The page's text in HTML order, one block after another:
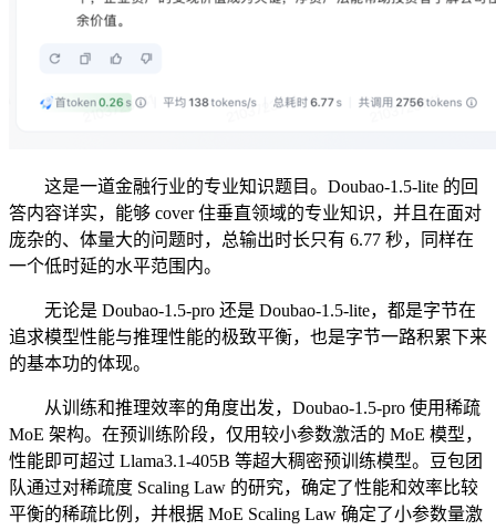
这是一道金融行业的专业知识题目。Doubao-1.5-lite 的回
答内容详实，能够 cover 住垂直领域的专业知识，并且在面对
庞杂的、体量大的问题时，总输出时长只有 6.77 秒，同样在
一个低时延的水平范围内。
无论是 Doubao-1.5-pro 还是 Doubao-1.5-lite，都是字节在
追求模型性能与推理性能的极致平衡，也是字节一路积累下来
的基本功的体现。
从训练和推理效率的角度出发，Doubao-1.5-pro 使用稀疏
MoE 架构。在预训练阶段，仅用较小参数激活的 MoE 模型，
性能即可超过 Llama3.1-405B 等超大稠密预训练模型。豆包团
队通过对稀疏度 Scaling Law 的研究，确定了性能和效率比较
平衡的稀疏比例，并根据 MoE Scaling Law 确定了小参数量激